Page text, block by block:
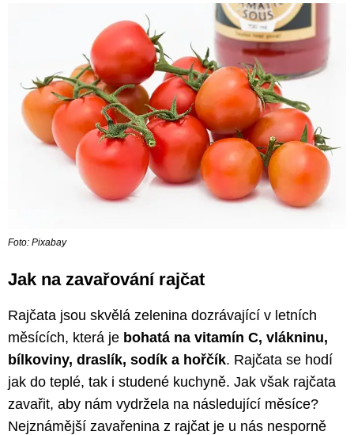
Foto: Pixabay
Jak na zavařování rajčat
Rajčata jsou skvělá zelenina dozrávající v letních
měsících, která je bohatá na vitamín C, vlákninu,
bílkoviny, draslík, sodík a hořčík. Rajčata se hodí
jak do teplé, tak i studené kuchyně. Jak však rajčata
zavařit, aby nám vydržela na následující měsíce?
Nejznámější zavařenina z rajčat je u nás nesporně